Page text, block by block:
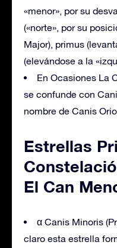
«menor», por su
(«norte», por su
Major), primus
(elevándose a la
En Ocasiones La
se confunde con
nombre de Canis
Estrellas
El Can
α Canis Minoris
claro esta estrella